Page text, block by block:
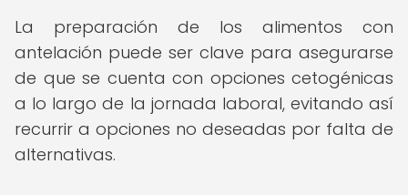
La preparación de los alimentos con
antelación puede ser clave para asegurarse
de que se cuenta con opciones cetogénicas
a lo largo de la jornada laboral, evitando así
recurrir a opciones no deseadas por falta de
alternativas.